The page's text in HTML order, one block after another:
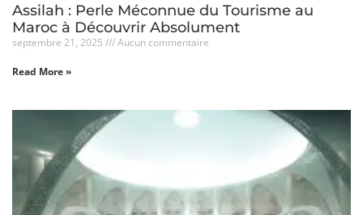
Assilah : Perle Méconnue du Tourisme au
Maroc à Découvrir Absolument
septembre 21, 2025 Aucun commentaire
Read More »